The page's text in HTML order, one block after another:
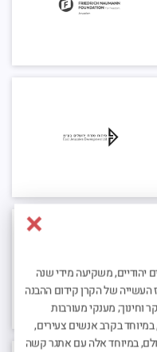
משקיעה מידי שנה
העשייה של הקרן קידום ההבנה
וחינוך; מענקי מעורבות
בקרב אנשים צעירים,
במיוחד אלה עם אתגר קשה